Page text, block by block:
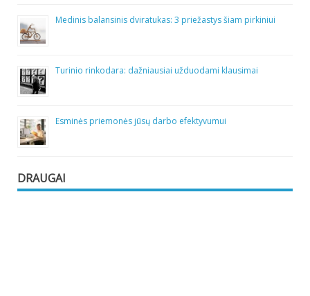
Medinis balansinis dviratukas: 3 priežastys šiam pirkiniui
Turinio rinkodara: dažniausiai užduodami klausimai
Esminės priemonės jūsų darbo efektyvumui
DRAUGAI